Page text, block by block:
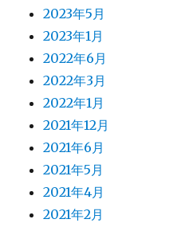
2023年5月
2023年1月
2022年6月
2022年3月
2022年1月
2021年12月
2021年6月
2021年5月
2021年4月
2021年2月